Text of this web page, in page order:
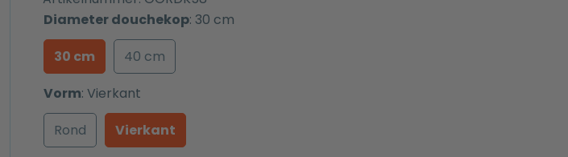
VolgendeDiameter douchekop: 30 cm
30 cm
40 cm
Vorm: Vierkant
Rond
Vierkant